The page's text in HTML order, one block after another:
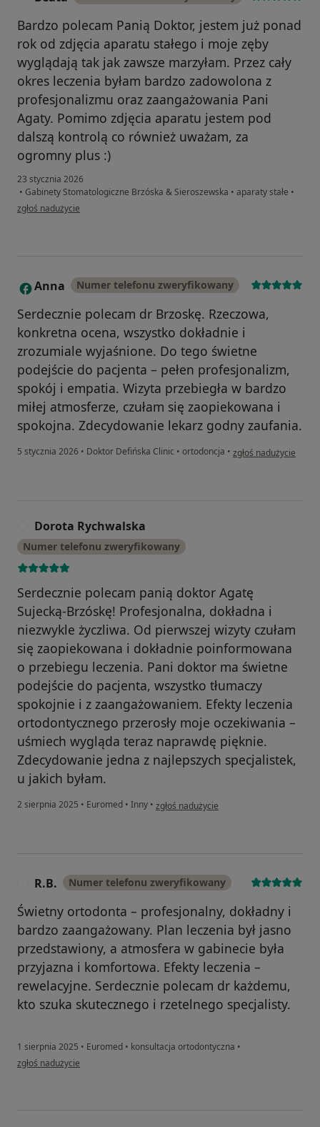
Bardzo polecam Panią Doktor, jestem już ponad
rok od zdjęcia aparatu stałego i moje zęby
wyglądają tak jak zawsze marzyłam. Przez cały
okres leczenia byłam bardzo zadowolona z
profesjonalizmu oraz zaangażowania Pani
Agaty. Pomimo zdjęcia aparatu jestem pod
dalszą kontrolą co również uważam, za
ogromny plus :)
23 stycznia 2026
• Gabinety Stomatologiczne Brzóska & Sieroszewska • aparaty stałe •
w opinii użytkownika Beata
zgłoś nadużycie
A Anna Numer telefonu zweryfikowany
Serdecznie polecam dr Brzoskę. Rzeczowa,
konkretna ocena, wszystko dokładnie i
zrozumiale wyjaśnione. Do tego świetne
podejście do pacjenta – pełen profesjonalizm,
spokój i empatia. Wizyta przebiegła w bardzo
miłej atmosferze, czułam się zaopiekowana i
spokojna. Zdecydowanie lekarz godny zaufania.
5 stycznia 2026 • Doktor Defińska Clinic • ortodoncja • w opinii użytkownika
zgłoś nadużycie
Dorota Rychwalska
Numer telefonu zweryfikowany
Serdecznie polecam panią doktor Agatę
Sujecką-Brzóskę! Profesjonalna, dokładna i
niezwykle życzliwa. Od pierwszej wizyty czułam
się zaopiekowana i dokładnie poinformowana
o przebiegu leczenia. Pani doktor ma świetne
podejście do pacjenta, wszystko tłumaczy
spokojnie i z zaangażowaniem. Efekty leczenia
ortodontycznego przerosły moje oczekiwania –
uśmiech wygląda teraz naprawdę pięknie.
Zdecydowanie jedna z najlepszych specjalistek,
u jakich byłam.
2 sierpnia 2025 • Euromed • Inny • w opinii użytkownika Dorota Rychwalska
zgłoś nadużycie
R.B. Numer telefonu zweryfikowany
Świetny ortodonta – profesjonalny, dokładny i
bardzo zaangażowany. Plan leczenia był jasno
przedstawiony, a atmosfera w gabinecie była
przyjazna i komfortowa. Efekty leczenia –
rewelacyjne. Serdecznie polecam dr każdemu,
kto szuka skutecznego i rzetelnego specjalisty.
1 sierpnia 2025 • Euromed • konsultacja ortodontyczna •
w opinii użytkownika R.B.
zgłoś nadużycie